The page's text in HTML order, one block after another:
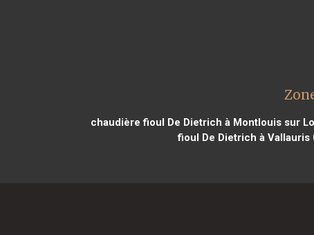
chaudière fioul De Dietrich à Montlouis sur
fioul De Dietrich à Vallauris